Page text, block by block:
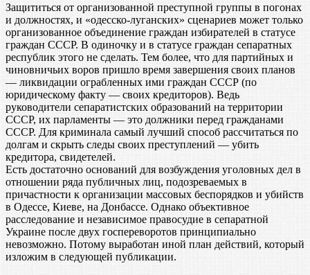
Защититься от организованной преступной группы в погонах
и должностях, и «одесско-луганских» сценариев может только
организованное объединение граждан избирателей в статусе
граждан СССР. В одиночку и в статусе граждан сепаратных
республик этого не сделать. Тем более, что для партийных и
чиновничьих воров пришло время завершения своих планов
— ликвидации ограбленных ими граждан СССР (по
юридическому факту — своих кредиторов). Ведь
руководители сепаратистских образований на территории
СССР, их парламенты — это должники перед гражданами
СССР. Для криминала самый лучший способ рассчитаться по
долгам и скрыть следы своих преступлений — убить
кредитора, свидетелей.
Есть достаточно оснований для возбуждения уголовных дел в
отношении ряда публичных лиц, подозреваемых в
причастности к организации массовых беспорядков и убийств
в Одессе, Киеве, на Донбассе. Однако объективное
расследование и независимое правосудие в сепаратной
Украине после двух госпереворотов принципиально
невозможно. Потому выработан иной план действий, который
изложим в следующей публикации.